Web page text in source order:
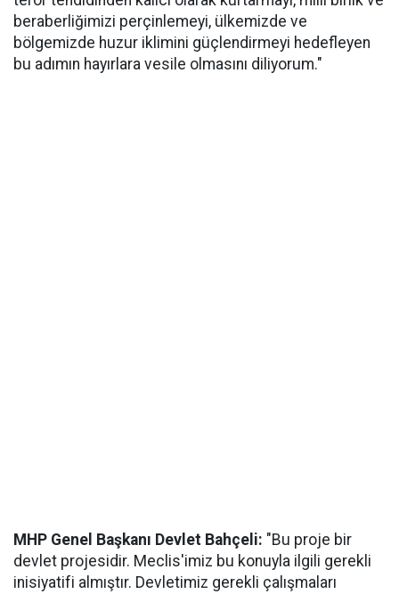
beraberliğimizi perçinlemeyi, ülkemizde ve
bölgemizde huzur iklimini güçlendirmeyi hedefleyen
bu adımın hayırlara vesile olmasını diliyorum."
MHP Genel Başkanı Devlet Bahçeli: "Bu proje bir
devlet projesidir. Meclis'imiz bu konuyla ilgili gerekli
inisiyatifi almıştır. Devletimiz gerekli çalışmaları